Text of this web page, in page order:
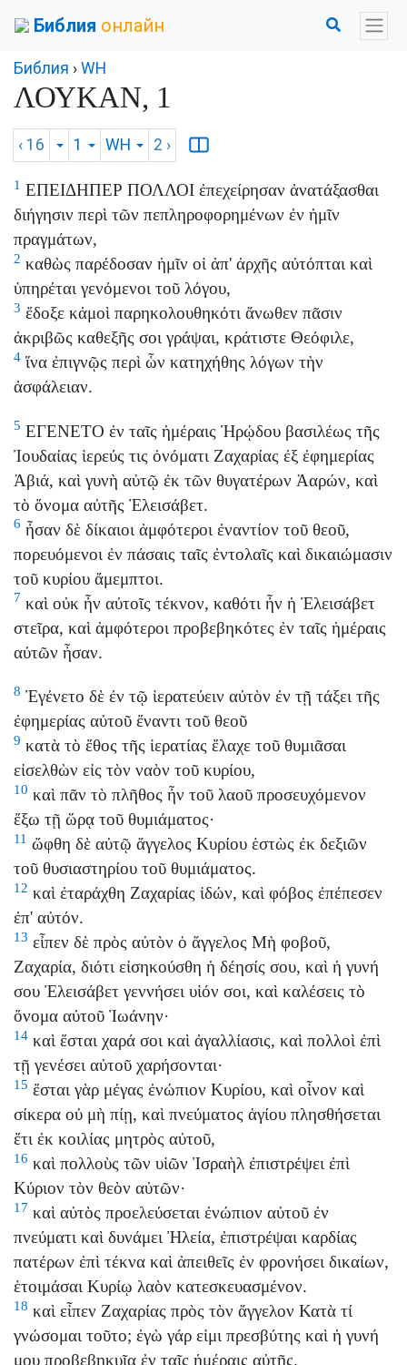
Библия онлайн
Библия › WH
ΛΟΥΚΑΝ, 1
‹ 16 1 WH 2 ›
1 ΕΠΕΙΔΗΠΕΡ ΠΟΛΛΟΙ ἐπεχείρησαν ἀνατάξασθαι
διήγησιν περὶ τῶν πεπληροφορημένων ἐν ἡμῖν
πραγμάτων,
2 καθὼς παρέδοσαν ἡμῖν οἱ ἀπ' ἀρχῆς αὐτόπται καὶ
ὑπηρέται γενόμενοι τοῦ λόγου,
3 ἔδοξε κἀμοὶ παρηκολουθηκότι ἄνωθεν πᾶσιν
ἀκριβῶς καθεξῆς σοι γράψαι, κράτιστε Θεόφιλε,
4 ἵνα ἐπιγνῷς περὶ ὧν κατηχήθης λόγων τὴν
ἀσφάλειαν.
5 ΕΓΕΝΕΤΟ ἐν ταῖς ἡμέραις Ἡρῴδου βασιλέως τῆς
Ἰουδαίας ἱερεύς τις ὀνόματι Ζαχαρίας ἐξ ἐφημερίας
Ἀβιά, καὶ γυνὴ αὐτῷ ἐκ τῶν θυγατέρων Ἀαρών, καὶ
τὸ ὄνομα αὐτῆς Ἐλεισάβετ.
6 ἦσαν δὲ δίκαιοι ἀμφότεροι ἐναντίον τοῦ θεοῦ,
πορευόμενοι ἐν πάσαις ταῖς ἐντολαῖς καὶ δικαιώμασιν
τοῦ κυρίου ἄμεμπτοι.
7 καὶ οὐκ ἦν αὐτοῖς τέκνον, καθότι ἦν ἡ Ἐλεισάβετ
στεῖρα, καὶ ἀμφότεροι προβεβηκότες ἐν ταῖς ἡμέραις
αὐτῶν ἦσαν.
8 Ἐγένετο δὲ ἐν τῷ ἱερατεύειν αὐτὸν ἐν τῇ τάξει τῆς
ἐφημερίας αὐτοῦ ἔναντι τοῦ θεοῦ
9 κατὰ τὸ ἔθος τῆς ἱερατίας ἔλαχε τοῦ θυμιᾶσαι
εἰσελθὼν εἰς τὸν ναὸν τοῦ κυρίου,
10 καὶ πᾶν τὸ πλῆθος ἦν τοῦ λαοῦ προσευχόμενον
ἔξω τῇ ὥρᾳ τοῦ θυμιάματος·
11 ὤφθη δὲ αὐτῷ ἄγγελος Κυρίου ἑστὼς ἐκ δεξιῶν
τοῦ θυσιαστηρίου τοῦ θυμιάματος.
12 καὶ ἐταράχθη Ζαχαρίας ἰδών, καὶ φόβος ἐπέπεσεν
ἐπ' αὐτόν.
13 εἶπεν δὲ πρὸς αὐτὸν ὁ ἄγγελος Μὴ φοβοῦ,
Ζαχαρία, διότι εἰσηκούσθη ἡ δέησίς σου, καὶ ἡ γυνή
σου Ἐλεισάβετ γεννήσει υἱόν σοι, καὶ καλέσεις τὸ
ὄνομα αὐτοῦ Ἰωάνην·
14 καὶ ἔσται χαρά σοι καὶ ἀγαλλίασις, καὶ πολλοὶ ἐπὶ
τῇ γενέσει αὐτοῦ χαρήσονται·
15 ἔσται γὰρ μέγας ἐνώπιον Κυρίου, καὶ οἶνον καὶ
σίκερα οὐ μὴ πίῃ, καὶ πνεύματος ἁγίου πλησθήσεται
ἔτι ἐκ κοιλίας μητρὸς αὐτοῦ,
16 καὶ πολλοὺς τῶν υἱῶν Ἰσραὴλ ἐπιστρέψει ἐπὶ
Κύριον τὸν θεὸν αὐτῶν·
17 καὶ αὐτὸς προελεύσεται ἐνώπιον αὐτοῦ ἐν
πνεύματι καὶ δυνάμει Ἠλεία, ἐπιστρέψαι καρδίας
πατέρων ἐπὶ τέκνα καὶ ἀπειθεῖς ἐν φρονήσει δικαίων,
ἑτοιμάσαι Κυρίῳ λαὸν κατεσκευασμένον.
18 καὶ εἶπεν Ζαχαρίας πρὸς τὸν ἄγγελον Κατὰ τί
γνώσομαι τοῦτο; ἐγὼ γάρ εἰμι πρεσβύτης καὶ ἡ γυνή
μου προβεβηκυῖα ἐν ταῖς ἡμέραις αὐτῆς.